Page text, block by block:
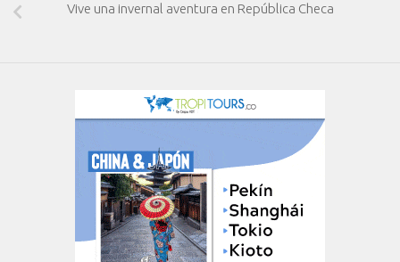
Vive una invernal aventura en República Checa